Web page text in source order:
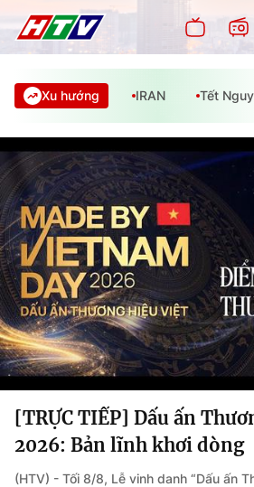
Xu hướng IRAN Tết
[TRỰC TIẾP] Dấu ấn
2026: Bản lĩnh khơi dòng
(HTV) - Tối 8/8, Lễ vinh danh “Dấu ấn